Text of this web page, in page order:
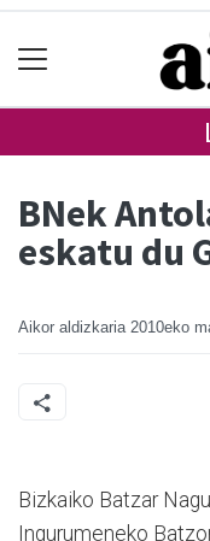
BNek
eskatu du
Aikor aldizkaria 2010eko
Bizkaiko Batzar
Ingurumeneko